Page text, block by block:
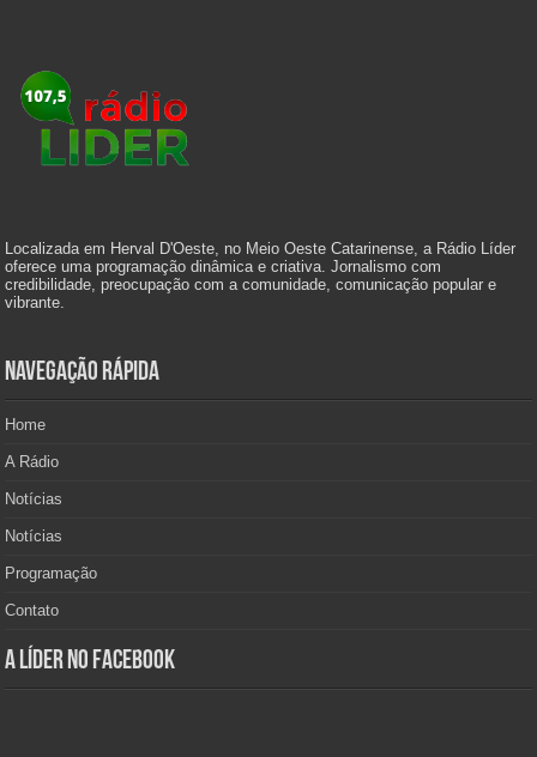
Localizada em Herval D'Oeste, no Meio Oeste Catarinense, a Rádio Líder
oferece uma programação dinâmica e criativa. Jornalismo com
credibilidade, preocupação com a comunidade, comunicação popular e
vibrante.
Navegação Rápida
Home
A Rádio
Notícias
Notícias
Programação
Contato
A Líder no Facebook